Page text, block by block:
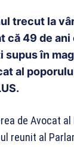
trecut la
că 49 de ani
în
al
de Avocat al
reunit al